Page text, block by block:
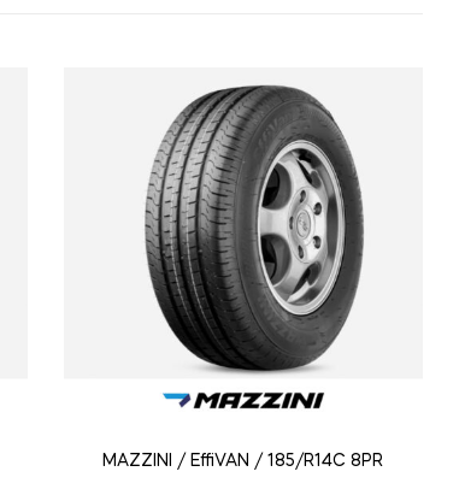
MAZZINI / EffiVAN / 185/R14C 8PR